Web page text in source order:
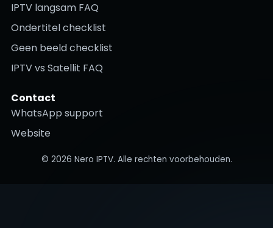
IPTV langsam FAQ
Ondertitel checklist
Geen beeld checklist
IPTV vs Satellit FAQ
Contact
WhatsApp support
Website
© 2026 Nero IPTV. Alle rechten voorbehouden.